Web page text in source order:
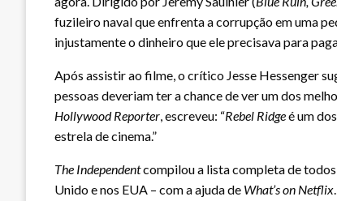
fuzileiro naval que enfrenta a corrupção em uma
injustamente o dinheiro que ele precisava para
Após assistir ao filme, o crítico Jesse Hessenger
pessoas deveriam ter a chance de ver um dos
Hollywood Reporter, escreveu: “Rebel Ridgeé um
estrela de cinema.”
The Independentcompilou a lista completa de
Unido e nos EUA – com a ajuda de What’s on Netflix